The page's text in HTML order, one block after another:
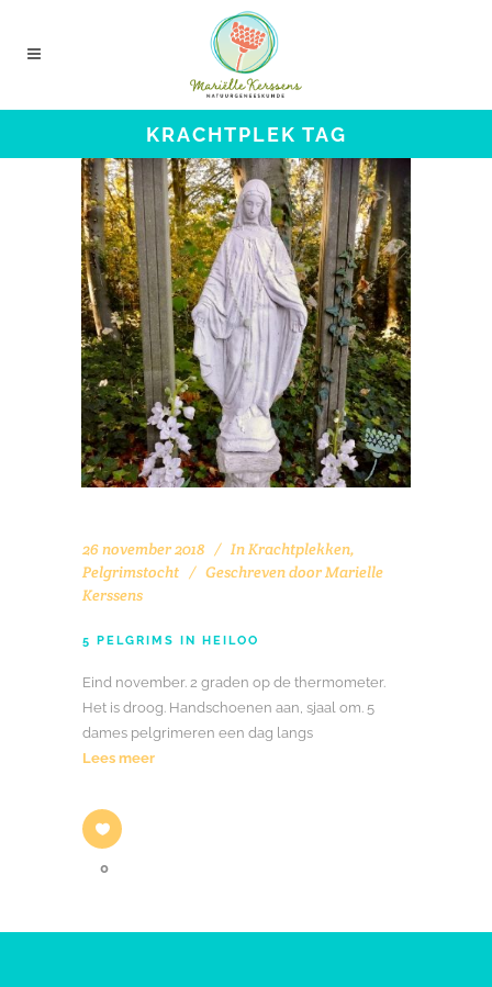
KRACHTPLEK TAG
26 november 2018 InKrachtplekken,
Pelgrimstocht
Geschreven doorMarielle
Kerssens
5 PELGRIMS IN HEILOO
Eind november. 2 graden op de thermometer.
Het is droog. Handschoenen aan, sjaal om. 5
dames pelgrimeren een dag langs
Lees meer
0